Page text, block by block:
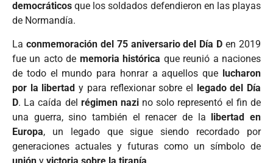
democráticos que los soldados defendieron en las playas
de Normandía.
La conmemoración del 75 aniversario del Día D en 2019
fue un acto de memoria histórica que reunió a naciones
de todo el mundo para honrar a aquellos que lucharon
por la libertad y para reflexionar sobre el legado del Día
D. La caída del régimen nazino solo representó el fin de
una guerra, sino también el renacer de la libertad en
Europa, un legado que sigue siendo recordado por
generaciones actuales y futuras como un símbolo de